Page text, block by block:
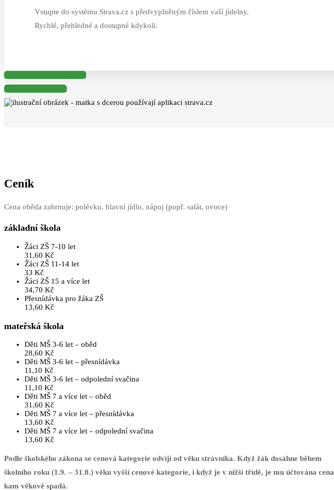
Vstupte do systému Strava.cz s předvyplněným číslem vaší jídelny.
Rychlé, přehledné a dostupné kdykoli.
Strava.cz – Jungmannova
Strava.cz – Počaply
Ceník
Cena oběda zahrnuje: polévku, hlavní jídlo, nápoj (popř. salát, ovoce)
základní škola
Žáci ZŠ 7-10 let
31,60 Kč
Žáci ZŠ 11-14 let
33 Kč
Žáci ZŠ 15 a více let
34,70 Kč
Přesnídávka pro žáka ZŠ
13,60 Kč
mateřská škola
Děti MŠ 3-6 let – oběd
28,60 Kč
Děti MŠ 3-6 let – přesnídávka
11,10 Kč
Děti MŠ 3-6 let – odpolední svačina
11,10 Kč
Děti MŠ 7 a více let – oběd
31,60 Kč
Děti MŠ 7 a více let – přesnídávka
13,60 Kč
Děti MŠ 7 a více let – odpolední svačina
13,60 Kč
Podle školského zákona se cenová kategorie odvíjí od věku strávníka. Když žák dosáhne během
školního roku (1.9. – 31.8.) věku vyšší cenové kategorie, i když je v nižší třídě, je mu účtována cena
kam věkově spadá.